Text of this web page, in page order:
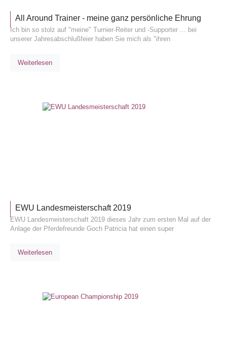
All Around Trainer - meine ganz persönliche Ehrung
Ich bin so stolz auf "meine" Turnier-Reiter und -Supporter ... bei
unserer Jahresabschlußfeier haben Sie mich als "ihren
Weiterlesen
EWU Landesmeisterschaft 2019
EWU Landesmeisterschaft 2019 dieses Jahr zum ersten Mal auf der
Anlage der Pferdefreunde Goch Patricia hat einen super
Weiterlesen